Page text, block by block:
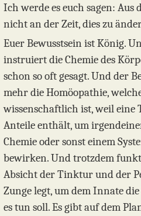
Ich werde es euch sagen: Aus
nicht an der Zeit, dies zu
Euer Bewusstsein ist König.
instruiert die Chemie des
schon so oft gesagt. Und der
mehr die Homöopathie,
wissenschaftlich ist, weil
Anteile enthält, um
Chemie oder sonst einem
bewirken. Und trotzdem
Absicht der Tinktur und der
Zunge legt, um dem Innate
es tun soll. Es gibt auf dem